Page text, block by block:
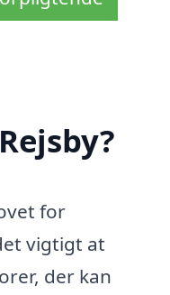
for
vigtigt at
der kan